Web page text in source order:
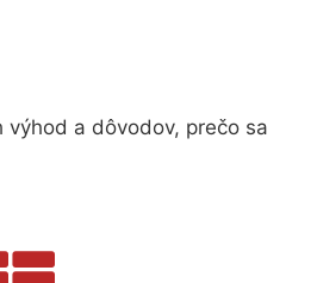
a dôvodov, prečo sa